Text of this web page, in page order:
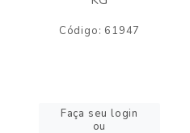
Código: 61947
Faça seu login
ou